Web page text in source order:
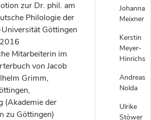
Johanna
Meixner
Kerstin
Meyer-
Hinrichs
Andreas
Nolda
Ulrike
Stöwer
zur Dr. phil. am
Philologie der
Göttingen
Mitarbeiterin im
von Jacob
Grimm,
(Akademie der
zu Göttingen)